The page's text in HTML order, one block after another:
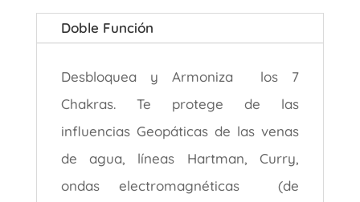
Doble Función
Desbloquea y Armoniza los 7
Chakras. Te protege de las
influencias Geopáticas de las venas
de agua, líneas Hartman, Curry,
ondas electromagnéticas (de